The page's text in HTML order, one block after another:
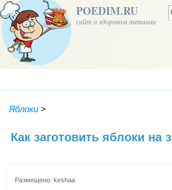
POEDIM.RU
сайт о здоровом питании
Яблоки >
Как заготовить яблоки на
Размещено: keshaa